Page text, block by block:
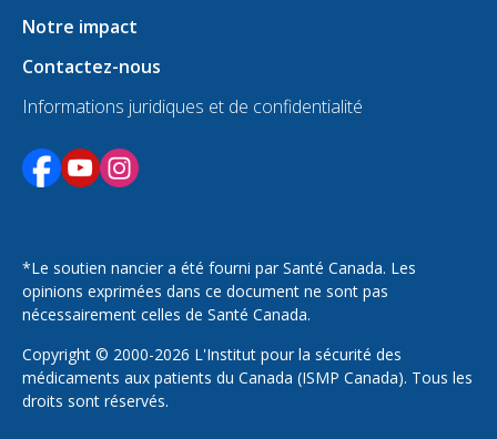
Notre impact
Contactez-nous
Informations juridiques et de confidentialité
S'ouvre dans un nouvel onglet
S'ouvre dans un nouvel onglet
S'ouvre dans un nouvel onglet
*Le soutien nancier a été fourni par Santé Canada. Les
opinions exprimées dans ce document ne sont pas
nécessairement celles de Santé Canada.
Copyright © 2000-2026 L'Institut pour la sécurité des
médicaments aux patients du Canada (ISMP Canada). Tous les
droits sont réservés.